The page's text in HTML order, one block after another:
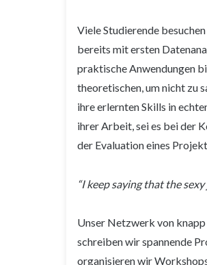
Viele Studierende
bereits mit ersten
praktische Anwendungen
theoretischen, um nicht zu
ihre erlernten Skills in
ihrer Arbeit, sei es bei der
der Evaluation eines
“I keep saying that the
Unser Netzwerk von
schreiben wir spannende
organisieren wir